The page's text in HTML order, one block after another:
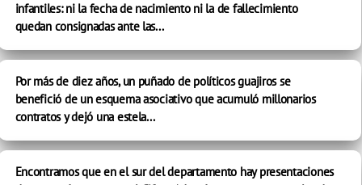
infantiles: ni la fecha de nacimiento ni la de fallecimiento
quedan consignadas ante las...
Por más de diez años, un puñado de políticos guajiros se
benefició de un esquema asociativo que acumuló millonarios
contratos y dejó una estela...
Encontramos que en el sur del departamento hay presentaciones